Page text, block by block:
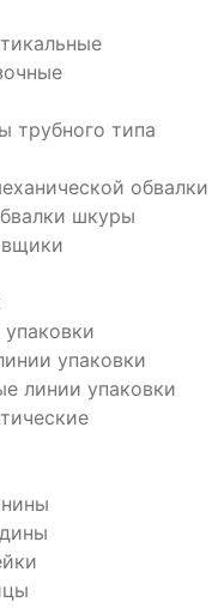
трубного типа
обвалки
шкуры
упаковки
линии упаковки